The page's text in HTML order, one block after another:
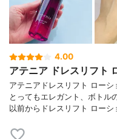
4.00
アテニア ドレスリフト
アテニアドレスリフト ロー
とってもエレガント、ボトル
以前からドレスリフト ロー